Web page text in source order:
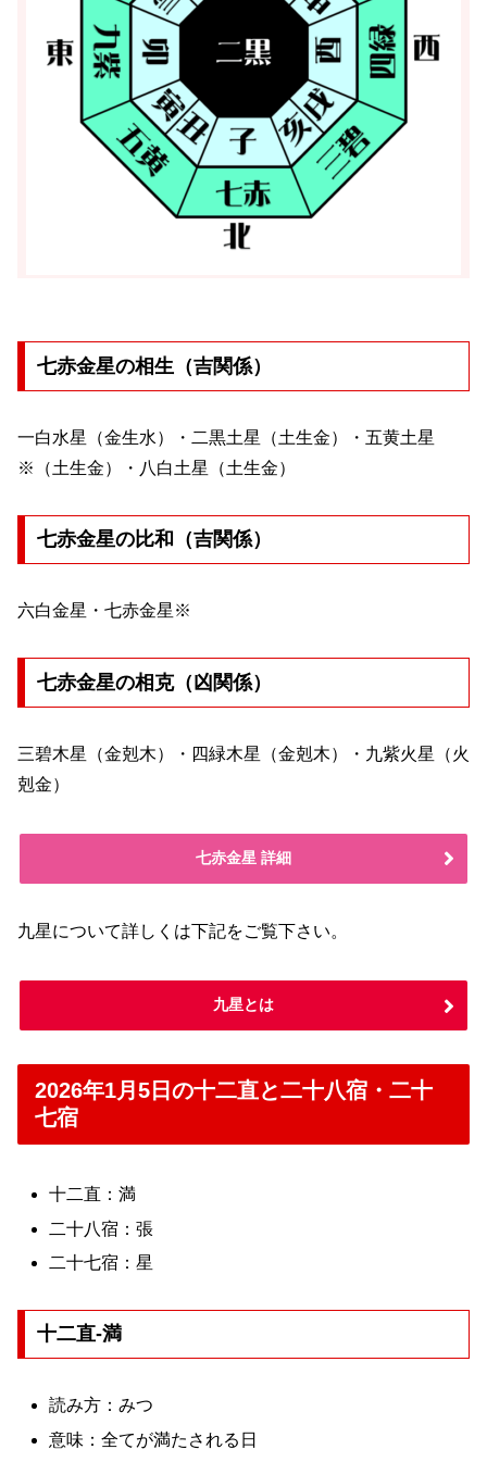
七赤金星の相生（吉関係）
一白水星（金生水）・二黒土星（土生金）・五黄土星
※（土生金）・八白土星（土生金）
七赤金星の比和（吉関係）
六白金星・七赤金星※
七赤金星の相克（凶関係）
三碧木星（金剋木）・四緑木星（金剋木）・九紫火星（火
剋金）
七赤金星 詳細
九星について詳しくは下記をご覧下さい。
九星とは
2026年1月5日の十二直と二十八宿・二十
七宿
十二直：満
二十八宿：張
二十七宿：星
十二直-満
読み方：みつ
意味：全てが満たされる日